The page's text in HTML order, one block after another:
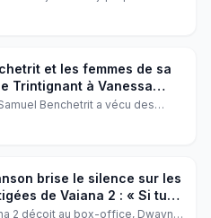
of du chef-d'œuvre culte de
Gyne Bagha Byne. Un casting
et les femmes de sa
Trintignant à Vanessa
sur ses amours
Benchetrit a vécu des
intenses avec des femmes
De Marie Trintignant à Vanessa
brise le silence sur les
de Vaiana 2 : « Si tu
»
2 déçoit au box-office, Dwayne